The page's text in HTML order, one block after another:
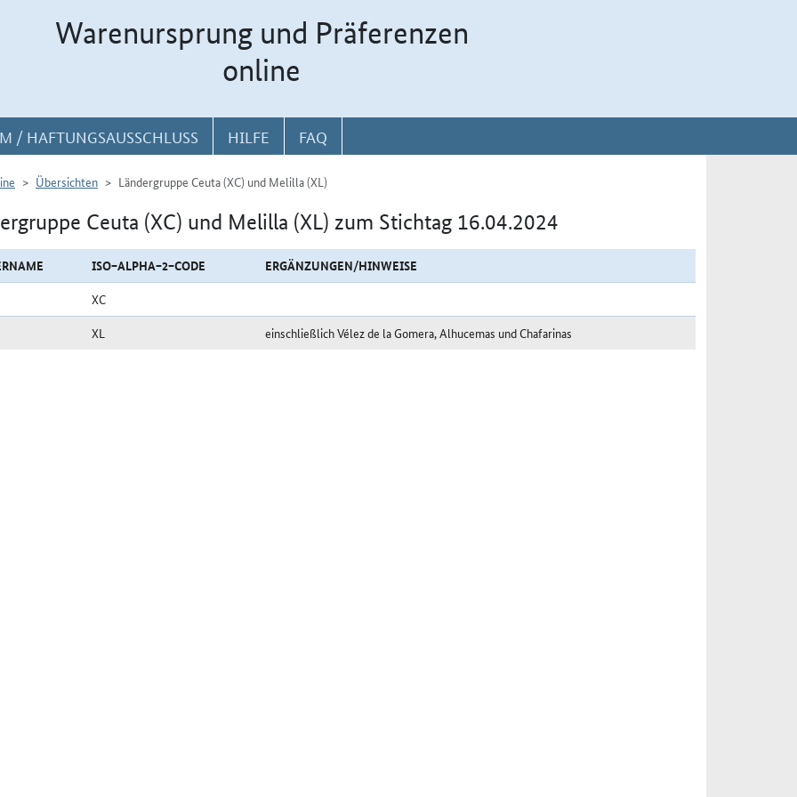
Warenursprung und Präferenzen
online
/ HAFTUNGSAUSSCHLUSS HILFE FAQ
Übersichten Ländergruppe Ceuta (XC) und Melilla (XL)
Ceuta (XC) und Melilla (XL) zum Stichtag 16.04.2024
ISO−ALPHA−2−CODE
ERGÄNZUNGEN/HINWEISE
XC
XL einschließlich Vélez de la Gomera, Alhucemas und Chafarinas